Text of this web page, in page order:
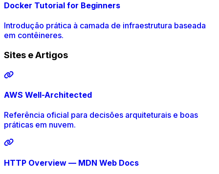
Docker Tutorial for Beginners
Introdução prática à camada de infraestrutura baseada
em contêineres.
Sites e Artigos
AWS Well-Architected
Referência oficial para decisões arquiteturais e boas
práticas em nuvem.
HTTP Overview — MDN Web Docs